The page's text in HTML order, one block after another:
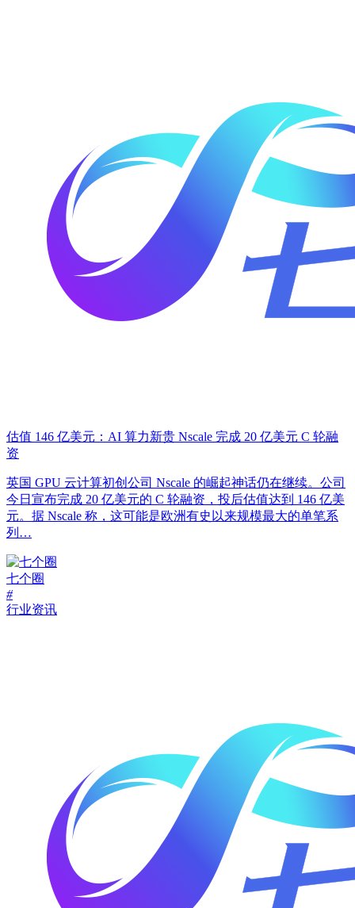
估值 146 亿美元：AI 算力新贵 Nscale 完成 20 亿美元 C 轮融
资
英国 GPU 云计算初创公司 Nscale 的崛起神话仍在继续。公司
今日宣布完成 20 亿美元的 C 轮融资，投后估值达到 146 亿美
元。据 Nscale 称，这可能是欧洲有史以来规模最大的单笔系
列…
七个圈
#
行业资讯